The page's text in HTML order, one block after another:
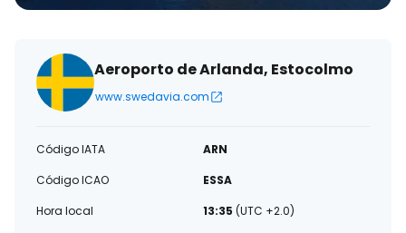
Aeroporto de Arlanda, Estocolmo
www.swedavia.com
Código IATA
ARN
Código ICAO
ESSA
Hora local
13:35 (UTC +2.0)